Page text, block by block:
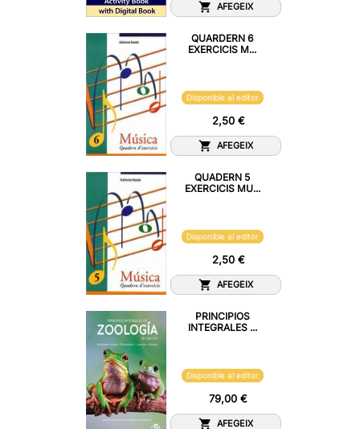
AFEGEIX
QUARDERN 6
EXERCICIS M...
Disponible al editor
2,50 €
AFEGEIX
QUADERN 5
EXERCICIS MU...
Disponible al editor
2,50 €
AFEGEIX
PRINCIPIOS
INTEGRALES ...
Disponible al editor
79,00 €
AFEGEIX